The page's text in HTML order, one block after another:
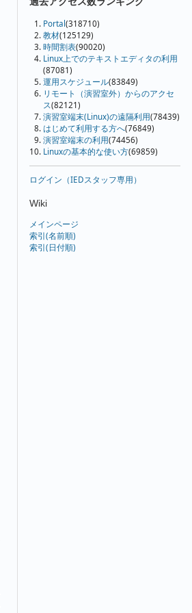
Portal(318710)
教材(125129)
時間割表(90020)
Linux上でのテキストエディタの利用
(87081)
運用スケジュール(83849)
リモート（演習室外）からのアクセ
ス(82121)
演習室端末(Linux)の遠隔利用(78439)
はじめて利用する方へ(76849)
演習室端末の利用(74456)
Linuxの基本的な使い方(69859)
ログイン（IEDスタッフ専用）
Wiki
メインページ
索引(名前順)
索引(日付順)